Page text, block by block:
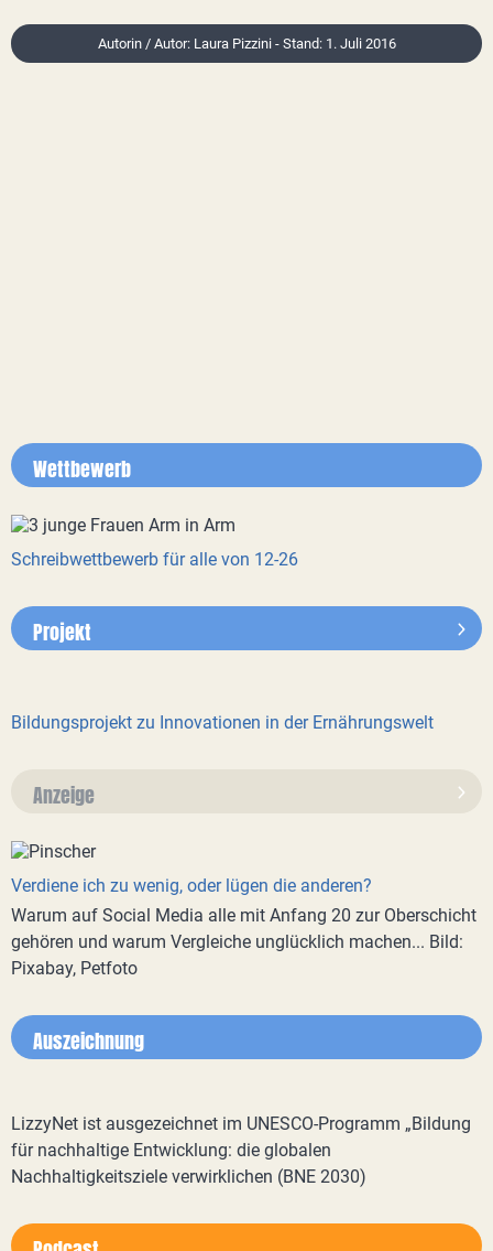
Autorin / Autor: Laura Pizzini - Stand: 1. Juli 2016
Wettbewerb
Schreibwettbewerb für alle von 12-26
Projekt
Bildungsprojekt zu Innovationen in der Ernährungswelt
Anzeige
Verdiene ich zu wenig, oder lügen die anderen?
Warum auf Social Media alle mit Anfang 20 zur Oberschicht
gehören und warum Vergleiche unglücklich machen... Bild:
Pixabay, Petfoto
Auszeichnung
LizzyNet ist ausgezeichnet im UNESCO-Programm „Bildung
für nachhaltige Entwicklung: die globalen
Nachhaltigkeitsziele verwirklichen (BNE 2030)